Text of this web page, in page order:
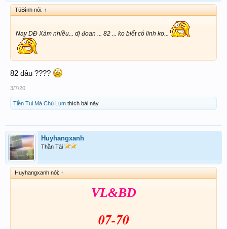
TúBình nói: ↑
Nay DĐ Xàm nhiều... dị đoan ... 82 ... ko biết có linh ko...
82 đâu ????
3/7/20
Tiền Tui Mà Chú Lụm thích bài này.
Huyhangxanh
Thần Tài
Huyhangxanh nói: ↑
VL&BD
07-70